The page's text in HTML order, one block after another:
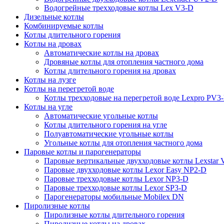
Водогрейные трехходовые котлы Lex V3-D
Дизельные котлы
Комбинируемые котлы
Котлы длительного горения
Котлы на дровах
Автоматические котлы на дровах
Дровяные котлы для отопления частного дома
Котлы длительного горения на дровах
Котлы на лузге
Котлы на перегретой воде
Котлы трехходовые на перегретой воде Lexpro
Котлы на угле
Автоматические угольные котлы
Котлы длительного горения на угле
Полуавтоматические угольные котлы
Угольные котлы для отопления частного дома
Паровые котлы и парогенераторы
Паровые вертикальные двухходовые котлы Lexstar
Паровые двухходовые котлы Lexor Easy NP2-D
Паровые трехходовые котлы Lexor NP3-D
Паровые трехходовые котлы Lexor SP3-D
Парогенераторы мобильные Mobilex DN
Пиролизные котлы
Пиролизные котлы длительного горения